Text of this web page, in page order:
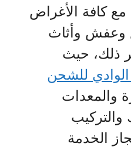
مع كافة الأغراض
وعفش وأثاث
ذلك، حيث
للشحن
والمعدات
الخدمة